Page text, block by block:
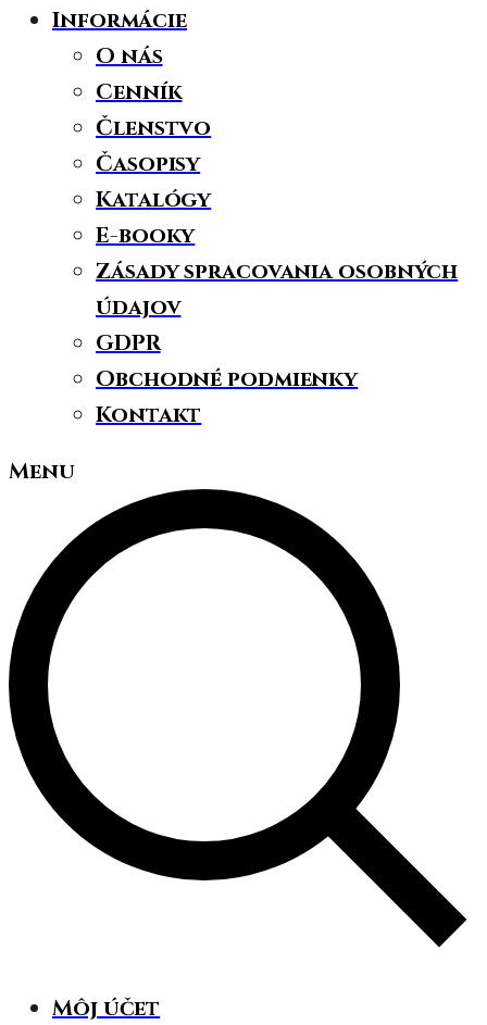
Informácie
O nás
Cenník
Členstvo
Časopisy
Katalógy
E-booky
Zásady spracovania osobných
údajov
GDPR
Obchodné podmienky
Kontakt
Menu
Môj účet